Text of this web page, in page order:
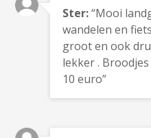
Ster:“Mooi
wandelen en
groot en ook
lekker .
10 euro”